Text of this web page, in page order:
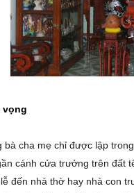
vọng
bà cha mẹ chỉ được lập
cánh cửa trưởng trên đất
đến nhà thờ hay nhà con